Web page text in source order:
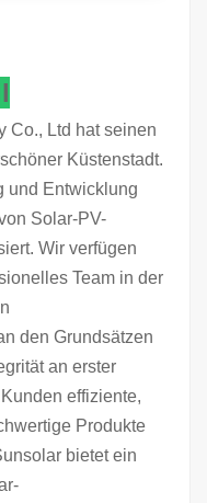
Co., Ltd hat seinen
Küstenstadt.
und Entwicklung
Solar-PV-
Wir verfügen
Team in der
den Grundsätzen
an erster
effiziente,
Produkte
bietet ein